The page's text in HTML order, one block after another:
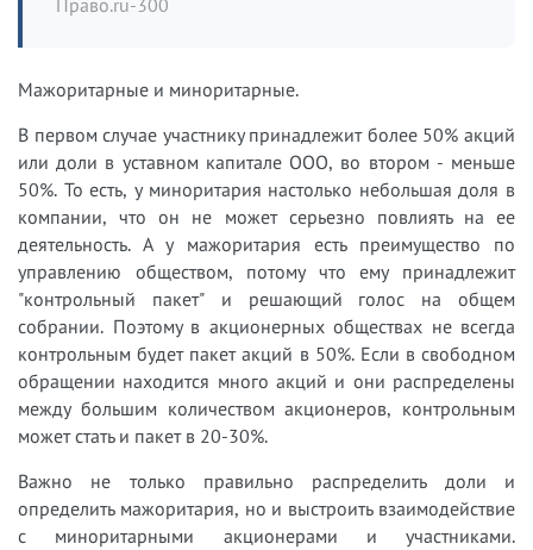
Право.ru-300
Мажоритарные и миноритарные.
В первом случае участнику принадлежит более 50% акций
или доли в уставном капитале ООО, во втором - меньше
50%. То есть, у миноритария настолько небольшая доля в
компании, что он не может серьезно повлиять на ее
деятельность. А у мажоритария есть преимущество по
управлению обществом, потому что ему принадлежит
"контрольный пакет" и решающий голос на общем
собрании. Поэтому в акционерных обществах не всегда
контрольным будет пакет акций в 50%. Если в свободном
обращении находится много акций и они распределены
между большим количеством акционеров, контрольным
может стать и пакет в 20-30%.
Важно не только правильно распределить доли и
определить мажоритария, но и выстроить взаимодействие
с миноритарными акционерами и участниками.